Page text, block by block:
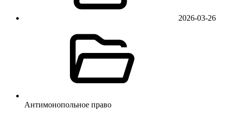
2026-03-26
Антимонопольное право